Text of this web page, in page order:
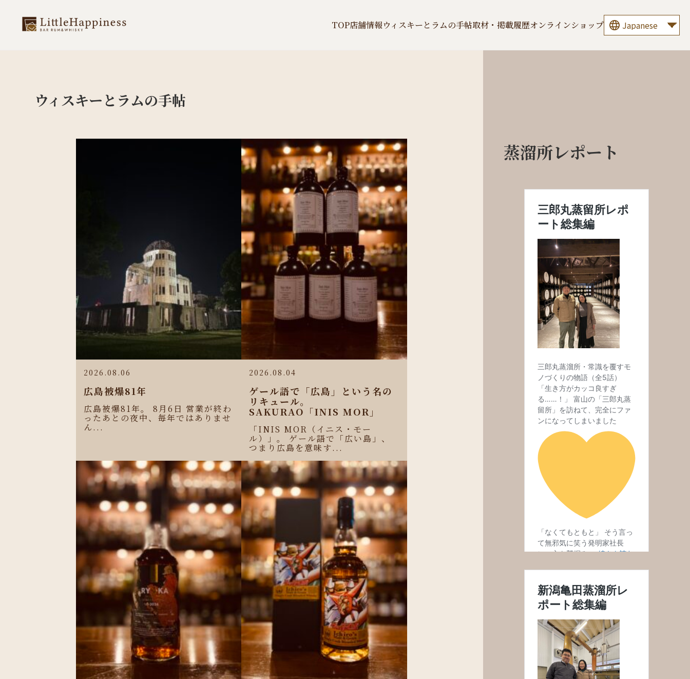
TOP店舗情報ウィスキーとラムの手帖取材・掲載履歴オンラインショップ
ウィスキーとラムの手帖
2026.08.06
広島被爆81年
広島被爆81年。 8月6日 営業が終わ
ったあとの夜中、毎年ではありませ
ん...
2026.08.04
ゲール語で「広島」という名の
リキュール。
SAKURAO「INIS MOR」
「INIS MOR（イニス・モー
ル）」。 ゲール語で「広い島」、
つまり広島を意味す...
蒸溜所レポート